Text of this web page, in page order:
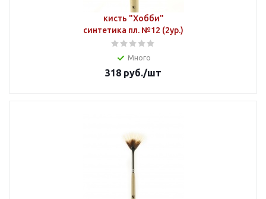
кисть "Хобби"
синтетика пл. №12 (2ур.)
Много
318 руб./шт